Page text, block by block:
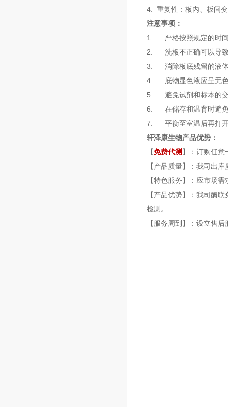
4. 重复性：板内、板间
注意事项：
1. 严格按照规定的时间
2. 洗板不正确可以导致
3. 消除板底残留的液体
4. 底物显色液应呈无色
5. 避免试剂和标本的交
6. 在储存和温育时避免
7. 平衡至室温后再打开
轩泽康生物产品优势：
【免费代测 】：订购任意
【产品质量】：我司出
【特色服务】：应市场
【产品优势】：我司酶
检测。
【服务周到】：设立售